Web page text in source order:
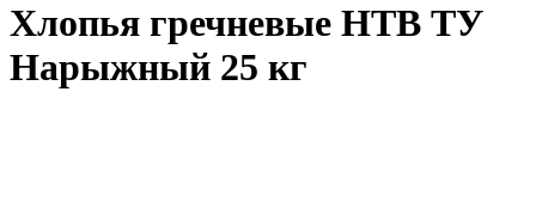
Хлопья гречневые НТВ ТУ
Нарыжный 25 кг